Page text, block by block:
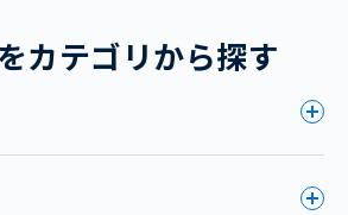
カテゴリから探す